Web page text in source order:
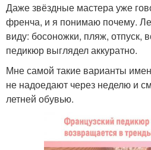
Даже звёздные мастера уже
френча, и я понимаю почему.
виду: босоножки, пляж, отпуск,
педикюр выглядел аккуратно.
Мне самой такие варианты
не надоедают через неделю и
летней обувью.